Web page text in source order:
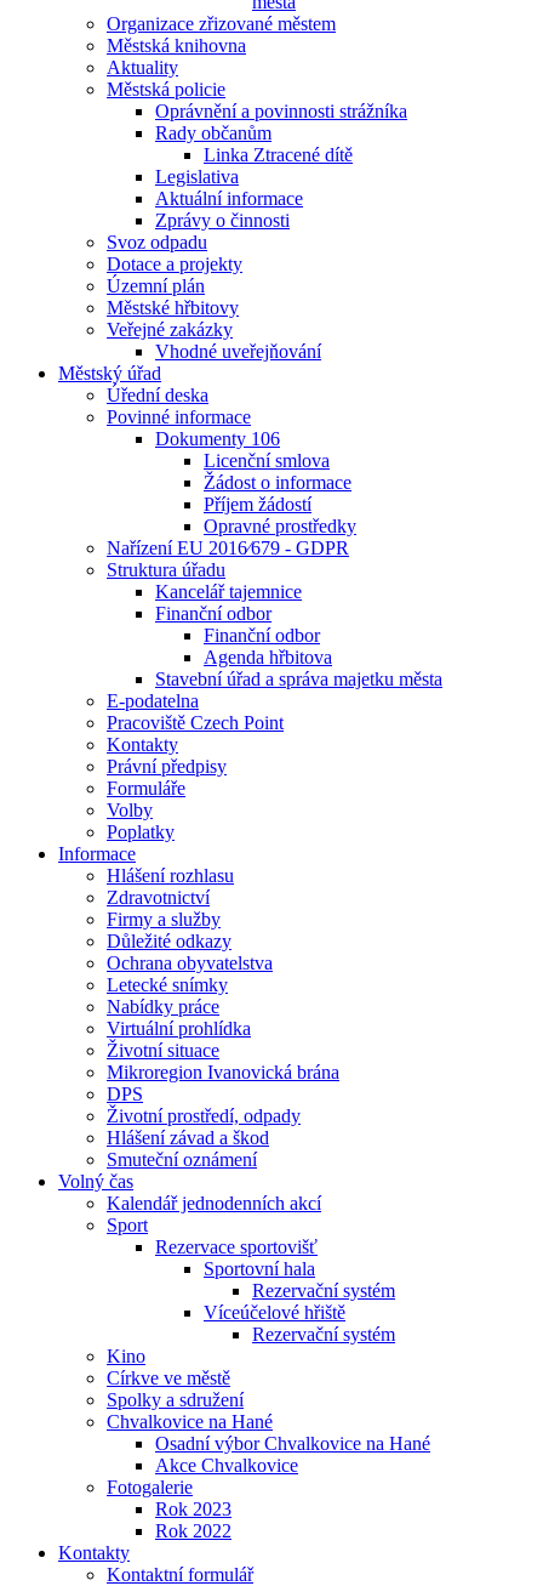
Organizace zřizované městem
Městská knihovna
Aktuality
Městská policie
Oprávnění a povinnosti strážníka
Rady občanům
Linka Ztracené dítě
Legislativa
Aktuální informace
Zprávy o činnosti
Svoz odpadu
Dotace a projekty
Územní plán
Městské hřbitovy
Veřejné zakázky
Vhodné uveřejňování
Městský úřad
Úřední deska
Povinné informace
Dokumenty 106
Licenční smlova
Žádost o informace
Příjem žádostí
Opravné prostředky
Nařízení EU 2016⁄679 - GDPR
Struktura úřadu
Kancelář tajemnice
Finanční odbor
Finanční odbor
Agenda hřbitova
Stavební úřad a správa majetku města
E-podatelna
Pracoviště Czech Point
Kontakty
Právní předpisy
Formuláře
Volby
Poplatky
Informace
Hlášení rozhlasu
Zdravotnictví
Firmy a služby
Důležité odkazy
Ochrana obyvatelstva
Letecké snímky
Nabídky práce
Virtuální prohlídka
Životní situace
Mikroregion Ivanovická brána
DPS
Životní prostředí, odpady
Hlášení závad a škod
Smuteční oznámení
Volný čas
Kalendář jednodenních akcí
Sport
Rezervace sportovišť
Sportovní hala
Rezervační systém
Víceúčelové hřiště
Rezervační systém
Kino
Církve ve městě
Spolky a sdružení
Chvalkovice na Hané
Osadní výbor Chvalkovice na Hané
Akce Chvalkovice
Fotogalerie
Rok 2023
Rok 2022
Kontakty
Kontaktní formulář